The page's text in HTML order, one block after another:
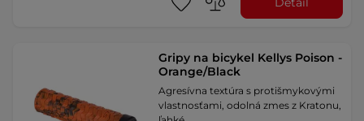
Gripy na bicykel Kellys Poison -
Orange/Black
Agresívna textúra s protišmykovými
vlastnosťami, odolná zmes z Kratonu,